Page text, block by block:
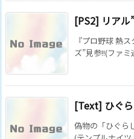
[PS2] リアル
『プロ野球 熱
ズ”見参!!(ファミ
[Text] ひぐ
偽物の「ひぐら